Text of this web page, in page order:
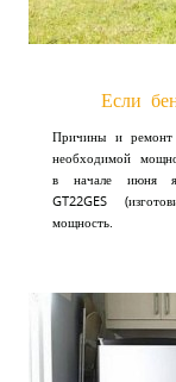
Если
Причины и ремонт
необходимой
в начале июня
GT22GES
мощность.